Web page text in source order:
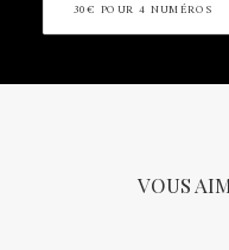
30€ POUR 4 NUMÉROS
VOUS